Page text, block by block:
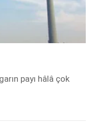
payı hâlâ çok